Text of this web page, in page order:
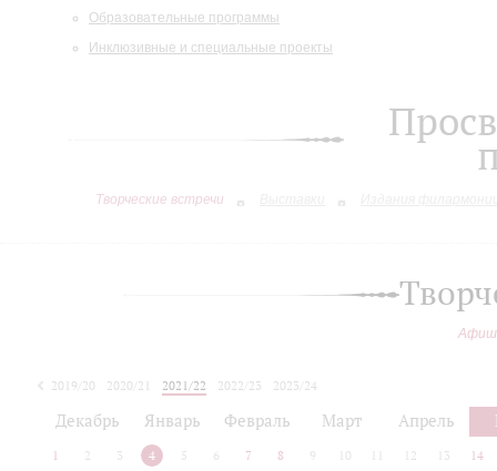
Образовательные программы
Инклюзивные и специальные проекты
Творческие встречи
2019/20 2020/21 2021/22 2022/23
2023/24
Декабрь Январь Февраль Март Апрель
1 2 3 4 5 6 7 8 9 10 12 13 14